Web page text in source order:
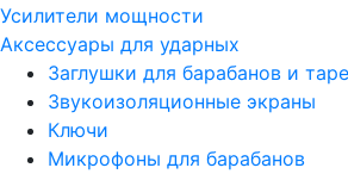
Усилители мощности
Аксессуары для ударных
Заглушки для барабанов и
Звукоизоляционные экраны
Ключи
Микрофоны для барабанов